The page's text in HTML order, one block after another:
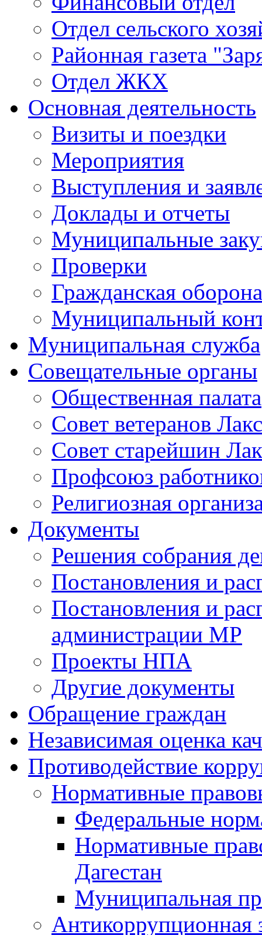
Отдел сельского
Районная газета
Отдел ЖКХ
Основная деятельность
Визиты и поездки
Мероприятия
Выступления и
Доклады и отчеты
Муниципальные
Проверки
Гражданская
Муниципальный
Муниципальная служба
Совещательные органы
Общественная палата
Совет ветеранов
Совет старейшин
Профсоюз
Религиозная
Документы
Решения собрания
Постановления и
Постановления и
администрации МР
Проекты НПА
Другие документы
Обращение граждан
Независимая оценка
Противодействие
Нормативные
Федеральные
Нормативные
Дагестан
Муниципальная
Антикоррупционная